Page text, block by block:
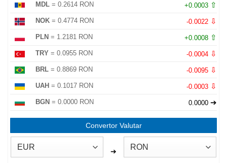
MDL = 0.2614 RON +0.0003 ⇧
NOK = 0.4774 RON -0.0022 ⇩
PLN = 1.2181 RON +0.0008 ⇧
TRY = 0.0955 RON -0.0004 ⇩
BRL = 0.8869 RON -0.0095 ⇩
UAH = 0.1017 RON -0.0003 ⇩
BGN = 0.0000 RON 0.0000 ➔
Convertor Valutar
➔